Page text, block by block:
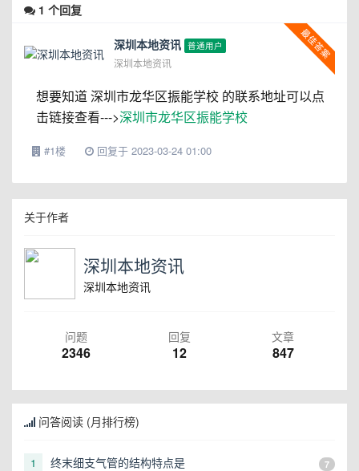
1 个回复
深圳本地资讯 普通用户
深圳本地资讯
想要知道 深圳市龙华区振能学校 的联系地址可以点
击链接查看--->深圳市龙华区振能学校
#1楼 回复于 2023-03-24 01:00
关于作者
深圳本地资讯
深圳本地资讯
问题
2346
回复
12
文章
847
问答阅读 (月排行榜)
1 终末细支气管的结构特点是 7